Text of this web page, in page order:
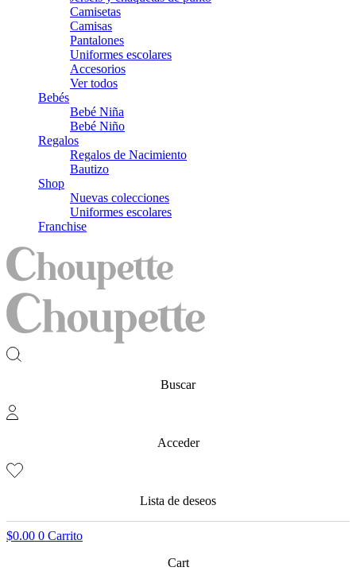
Camisetas
Camisas
Pantalones
Uniformes escolares
Accesorios
Ver todos
Bebés
Bebé Niña
Bebé Niño
Regalos
Regalos de Nacimiento
Bautizo
Shop
Nuevas colecciones
Uniformes escolares
Franchise
Buscar
Acceder
Lista de deseos
$0.00 0 Carrito
Cart